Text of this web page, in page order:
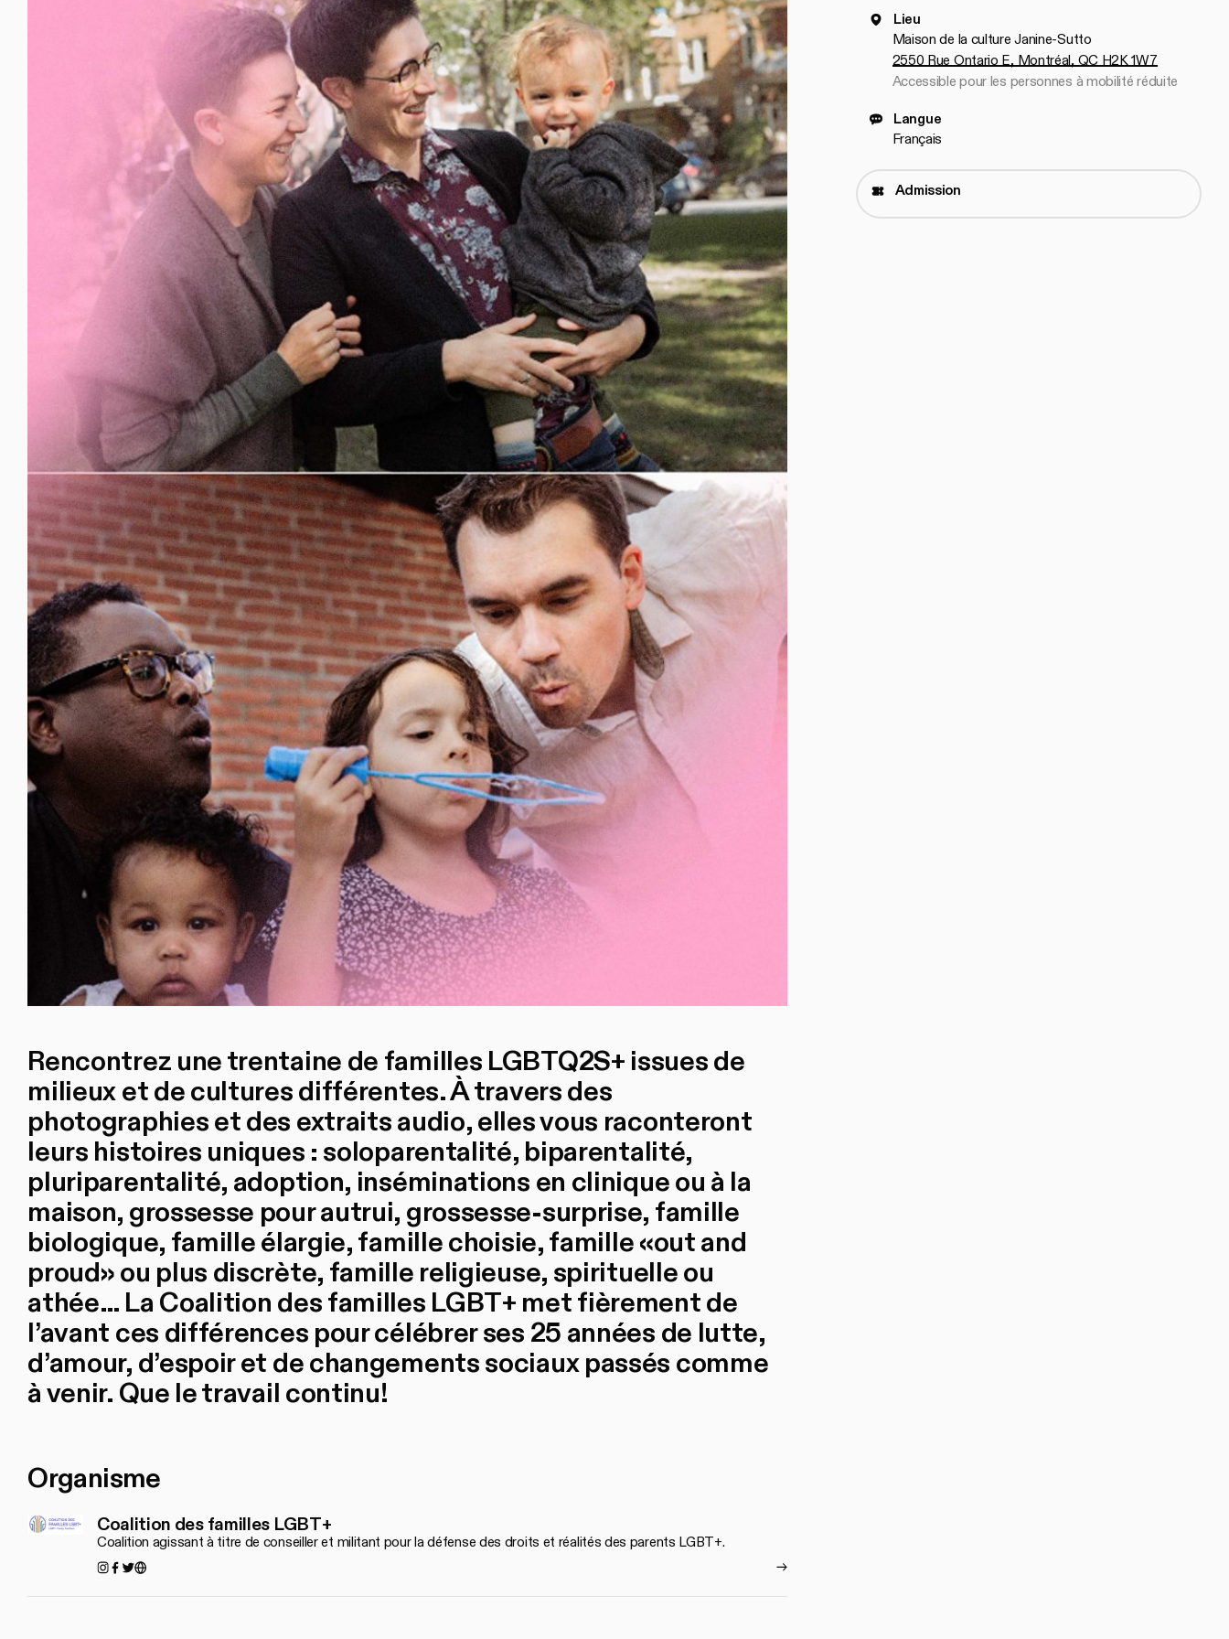
Lieu
Maison de la culture Janine-Sutto
2550 Rue Ontario E, Montréal, QC H2K 1W7
Accessible pour les personnes à mobilité réduite
Langue
Français
Admission
Rencontrez une trentaine de familles LGBTQ2S+ issues de
milieux et de cultures différentes. À travers des
photographies et des extraits audio, elles vous raconteront
leurs histoires uniques : soloparentalité, biparentalité,
pluriparentalité, adoption, inséminations en clinique ou à la
maison, grossesse pour autrui, grossesse-surprise, famille
biologique, famille élargie, famille choisie, famille «out and
proud» ou plus discrète, famille religieuse, spirituelle ou
athée… La Coalition des familles LGBT+ met fièrement de
l’avant ces différences pour célébrer ses 25 années de lutte,
d’amour, d’espoir et de changements sociaux passés comme
à venir. Que le travail continu!
Organisme
Coalition des familles LGBT+
Coalition agissant à titre de conseiller et militant pour la défense des droits et réalités des parents LGBT+.
Instagram
Facebook
Twitter
https://familleslgbt.org/